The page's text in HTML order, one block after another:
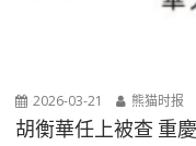
2026-03-21 熊猫时报
胡衡華任上被查 重